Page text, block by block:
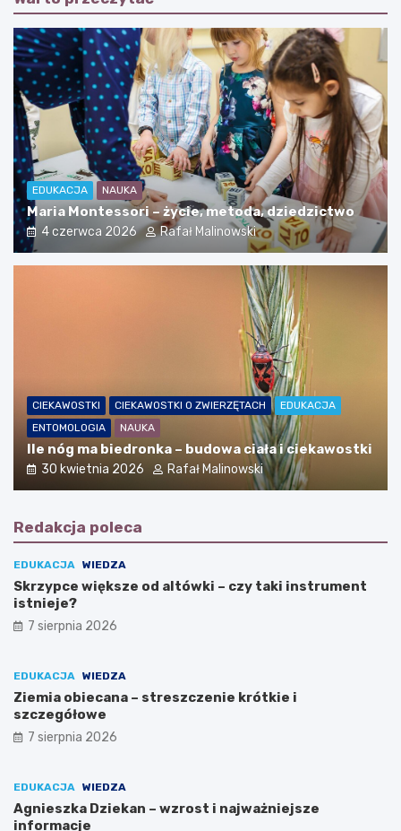
EDUKACJA NAUKA
Maria Montessori – życie, metoda, dziedzictwo
4 czerwca 2026 Rafał Malinowski
CIEKAWOSTKI CIEKAWOSTKI O ZWIERZĘTACH
EDUKACJA
ENTOMOLOGIA
NAUKA
Ile nóg ma biedronka – budowa ciała i ciekawostki
30 kwietnia 2026 Rafał Malinowski
Redakcja poleca
EDUKACJA WIEDZA
Skrzypce większe od altówki – czy taki instrument
istnieje?
7 sierpnia 2026
EDUKACJA WIEDZA
Ziemia obiecana – streszczenie krótkie i
szczegółowe
7 sierpnia 2026
EDUKACJA WIEDZA
Agnieszka Dziekan – wzrost i najważniejsze
informacje